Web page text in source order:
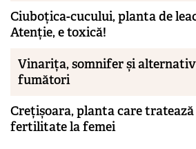
Ciuboțica-cucului, planta de
Atenție, e toxică!
Vinarița, somnifer și
fumători
Crețișoara, planta care
fertilitate la femei